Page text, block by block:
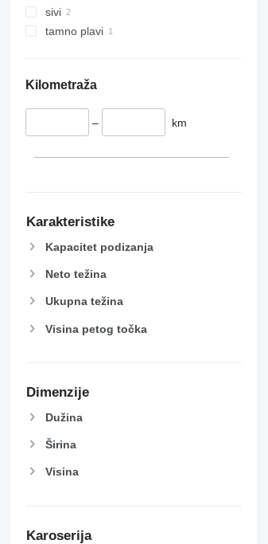
sivi
tamno plavi
Kilometraža
– km
Karakteristike
Kapacitet podizanja
Neto težina
Ukupna težina
Visina petog točka
Dimenzije
Dužina
Širina
Visina
Karoserija